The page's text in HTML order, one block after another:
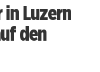
Luzern
den